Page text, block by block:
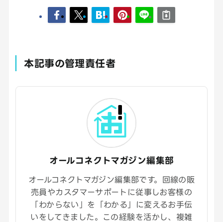
本記事の管理責任者
オールコネクトマガジン編集部
オールコネクトマガジン編集部です。回線の販
売員やカスタマーサポートに従事しお客様の
「わからない」を「わかる」に変えるお手伝
いをしてきました。この経験を活かし、複雑